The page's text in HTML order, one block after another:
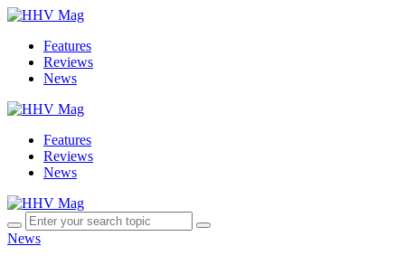
Features
Reviews
News
Features
Reviews
News
News